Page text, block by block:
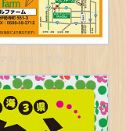
ルシェ」チラシ